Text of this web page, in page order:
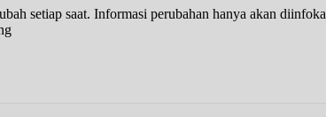
setiap saat. Informasi perubahan hanya akan